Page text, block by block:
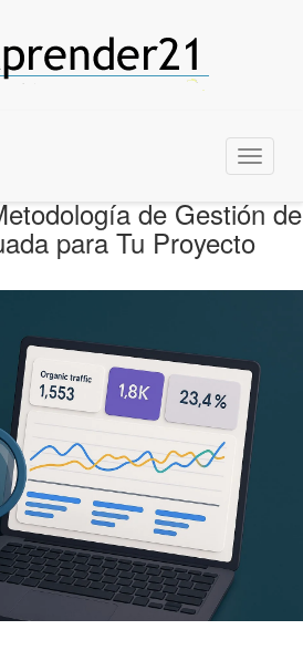
Menu
de Gestión de
para Tu Proyecto